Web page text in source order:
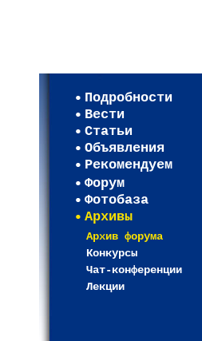
Подробности
Вести
Статьи
Объявления
Рекомендуем
Форум
Фотобаза
Архивы
Архив форума
Конкурсы
Чат-конференции
Лекции